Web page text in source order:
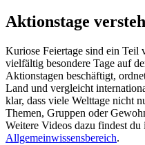
Aktionstage
Kuriose Feiertage sind ein Teil
vielfältig besondere Tage auf
Aktionstagen beschäftigt,
Land und vergleicht
klar, dass viele Welttage nicht
Themen, Gruppen oder
Weitere Videos dazu findest du
Allgemeinwissensbereich.